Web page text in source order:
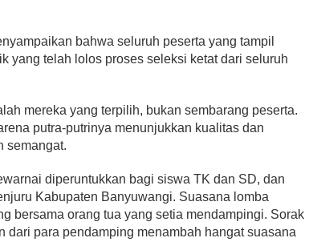
bahwa seluruh peserta yang tampil
yang telah lolos proses seleksi ketat dari seluruh
mereka yang terpilih, bukan sembarang peserta.
putra-putrinya menunjukkan kualitas dan
semangat.
diperuntukkan bagi siswa TK dan SD, dan
Kabupaten Banyuwangi. Suasana lomba
bersama orang tua yang setia mendampingi. Sorak
dari para pendamping menambah hangat suasana